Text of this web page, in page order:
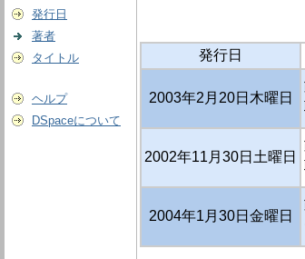
発行日
著者
タイトル
ヘルプ
DSpaceについて
発行日
2003年2月20日木曜日
2002年11月30日土曜日
2004年1月30日金曜日